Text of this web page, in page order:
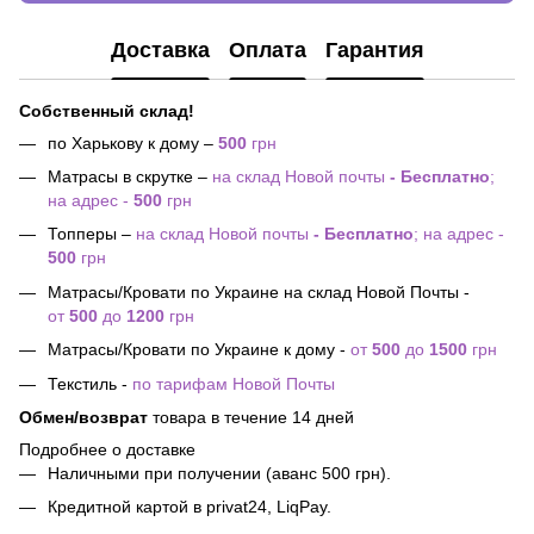
Доставка Оплата Гарантия
Собственный склад!
по Харькову к дому – 500 грн
Матрасы в скрутке – на склад Новой почты - Бесплатно;
на адрес - 500 грн
Топперы – на склад Новой почты - Бесплатно; на адрес -
500 грн
Матрасы/Кровати по Украине на склад Новой Почты -
от500 до 1200 грн
Матрасы/Кровати по Украине к дому - от500 до 1500 грн
Текстиль - по тарифам Новой Почты
Обмен/возврат товара в течение 14 дней
Подробнее о доставке
Наличными при получении (аванс 500 грн).
Кредитной картой в privat24, LiqPay.